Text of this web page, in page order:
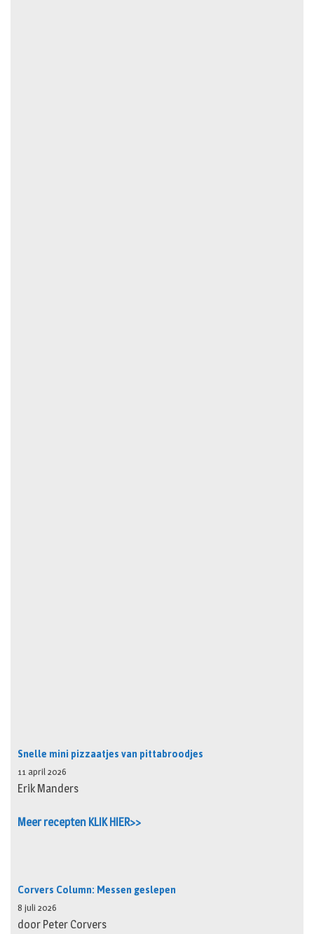
Snelle mini pizzaatjes van pittabroodjes
11 april 2026
Erik Manders
Meer recepten KLIK HIER>>
Corvers Column: Messen geslepen
8 juli 2026
door Peter Corvers